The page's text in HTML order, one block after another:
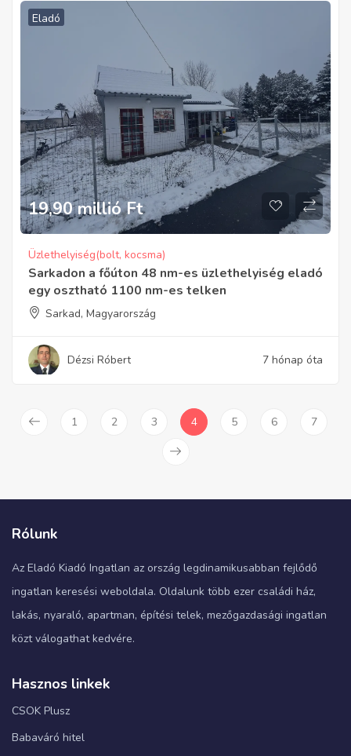
Eladó
19,90 millió Ft
Üzlethelyiség(bolt, kocsma)
Sarkadon a főúton 48 nm-es üzlethelyiség eladó
egy osztható 1100 nm-es telken
Sarkad, Magyarország
Dézsi Róbert 7 hónap óta
1 2 3 4 5 6 7
Rólunk
Az Eladó Kiadó Ingatlan az ország legdinamikusabban fejlődő
ingatlan keresési weboldala. Oldalunk több ezer családi ház,
lakás, nyaraló, apartman, építési telek, mezőgazdasági ingatlan
közt válogathat kedvére.
Hasznos linkek
CSOK Plusz
Babaváró hitel